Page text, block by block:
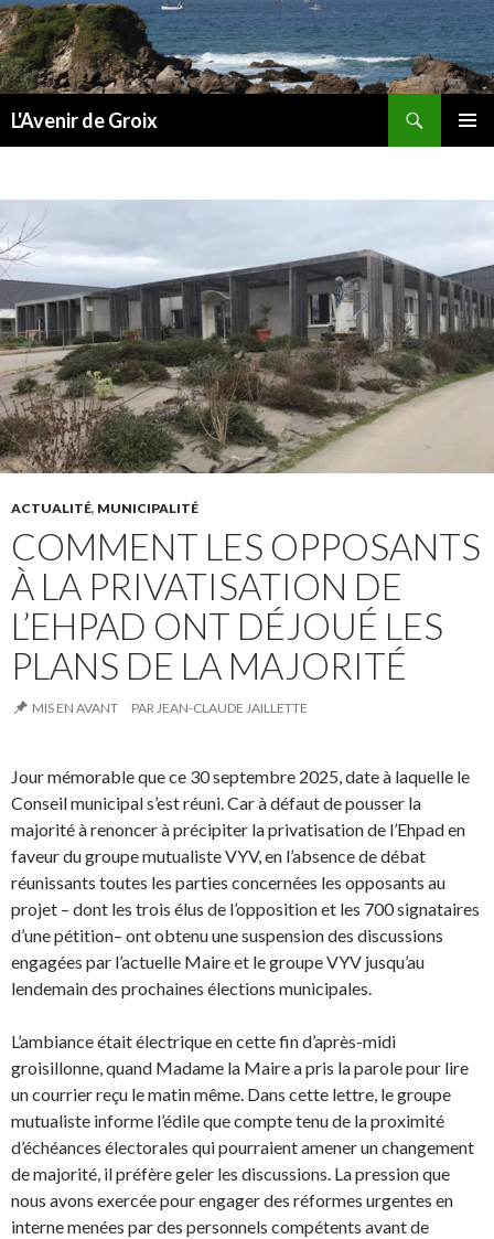
L'Avenir de Groix
ACTUALITÉ, MUNICIPALITÉ
COMMENT LES OPPOSANTS
À LA PRIVATISATION DE
L’EHPAD ONT DÉJOUÉ LES
PLANS DE LA MAJORITÉ
MIS EN AVANT PARJEAN-CLAUDE JAILLETTE
Jour mémorable que ce 30 septembre 2025, date à laquelle le
Conseil municipal s’est réuni. Car à défaut de pousser la
majorité à renoncer à précipiter la privatisation de l’Ehpad en
faveur du groupe mutualiste VYV, en l’absence de débat
réunissants toutes les parties concernées les opposants au
projet – dont les trois élus de l’opposition et les 700 signataires
d’une pétition– ont obtenu une suspension des discussions
engagées par l’actuelle Maire et le groupe VYV jusqu’au
lendemain des prochaines élections municipales.
L’ambiance était électrique en cette fin d’après-midi
groisillonne, quand Madame la Maire a pris la parole pour lire
un courrier reçu le matin même. Dans cette lettre, le groupe
mutualiste informe l’édile que compte tenu de la proximité
d’échéances électorales qui pourraient amener un changement
de majorité, il préfère geler les discussions. La pression que
nous avons exercée pour engager des réformes urgentes en
interne menées par des personnels compétents avant de